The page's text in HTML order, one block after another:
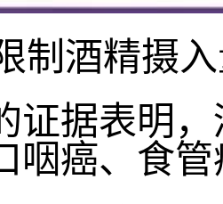
制酒精摄
证据表明
咽癌、食